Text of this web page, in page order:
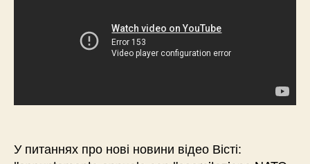
У питаннях про нові новини відео Вісті: